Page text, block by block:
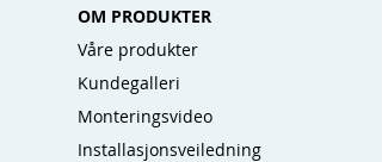
OM PRODUKTER
Våre produkter
Kundegalleri
Monteringsvideo
Installasjonsveiledning